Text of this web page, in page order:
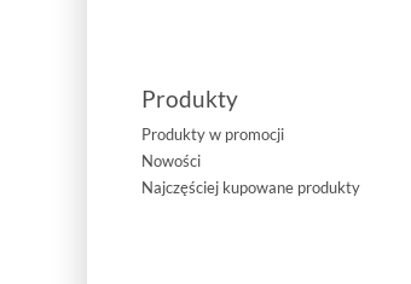
Produkty
Produkty w promocji
Nowości
Najczęściej kupowane produkty